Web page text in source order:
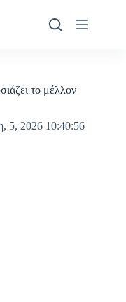
το μέλλον
5, 2026 10:40:56